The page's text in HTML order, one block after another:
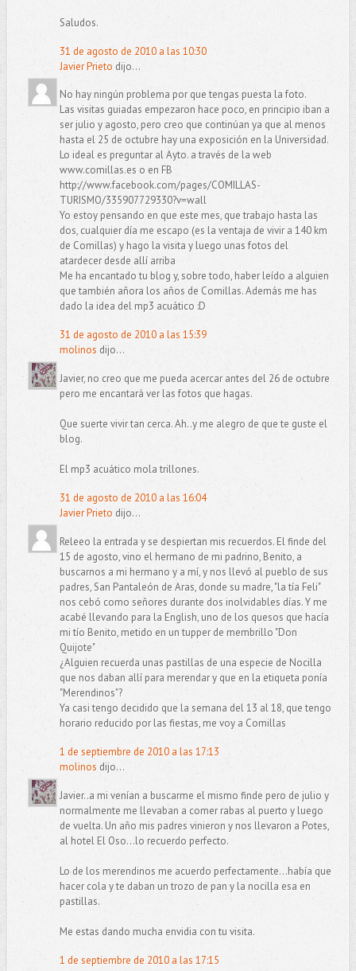
Saludos.
31 de agosto de 2010 a las 10:30
Javier Prieto dijo...
No hay ningún problema por que tengas puesta la foto.
Las visitas guiadas empezaron hace poco, en principio iban a
ser julio y agosto, pero creo que continúan ya que al menos
hasta el 25 de octubre hay una exposición en la Universidad.
Lo ideal es preguntar al Ayto. a través de la web
www.comillas.es o en FB
http://www.facebook.com/pages/COMILLAS-
TURISMO/335907729330?v=wall
Yo estoy pensando en que este mes, que trabajo hasta las
dos, cualquier día me escapo (es la ventaja de vivir a 140 km
de Comillas) y hago la visita y luego unas fotos del
atardecer desde allí arriba
Me ha encantado tu blog y, sobre todo, haber leído a alguien
que también añora los años de Comillas. Además me has
dado la idea del mp3 acuático :D
31 de agosto de 2010 a las 15:39
molinos dijo...
Javier, no creo que me pueda acercar antes del 26 de octubre
pero me encantará ver las fotos que hagas.
Que suerte vivir tan cerca. Ah..y me alegro de que te guste el
blog.
El mp3 acuático mola trillones.
31 de agosto de 2010 a las 16:04
Javier Prieto dijo...
Releeo la entrada y se despiertan mis recuerdos. El finde del
15 de agosto, vino el hermano de mi padrino, Benito, a
buscarnos a mi hermano y a mí, y nos llevó al pueblo de sus
padres, San Pantaleón de Aras, donde su madre, "la tía Feli"
nos cebó como señores durante dos inolvidables días. Y me
acabé llevando para la English, uno de los quesos que hacía
mi tío Benito, metido en un tupper de membrillo "Don
Quijote"
¿Alguien recuerda unas pastillas de una especie de Nocilla
que nos daban allí para merendar y que en la etiqueta ponía
"Merendinos"?
Ya casi tengo decidido que la semana del 13 al 18, que tengo
horario reducido por las fiestas, me voy a Comillas
1 de septiembre de 2010 a las 17:13
molinos dijo...
Javier..a mi venían a buscarme el mismo finde pero de julio y
normalmente me llevaban a comer rabas al puerto y luego
de vuelta. Un año mis padres vinieron y nos llevaron a Potes,
al hotel El Oso...lo recuerdo perfecto.
Lo de los merendinos me acuerdo perfectamente...había que
hacer cola y te daban un trozo de pan y la nocilla esa en
pastillas.
Me estas dando mucha envidia con tu visita.
1 de septiembre de 2010 a las 17:15